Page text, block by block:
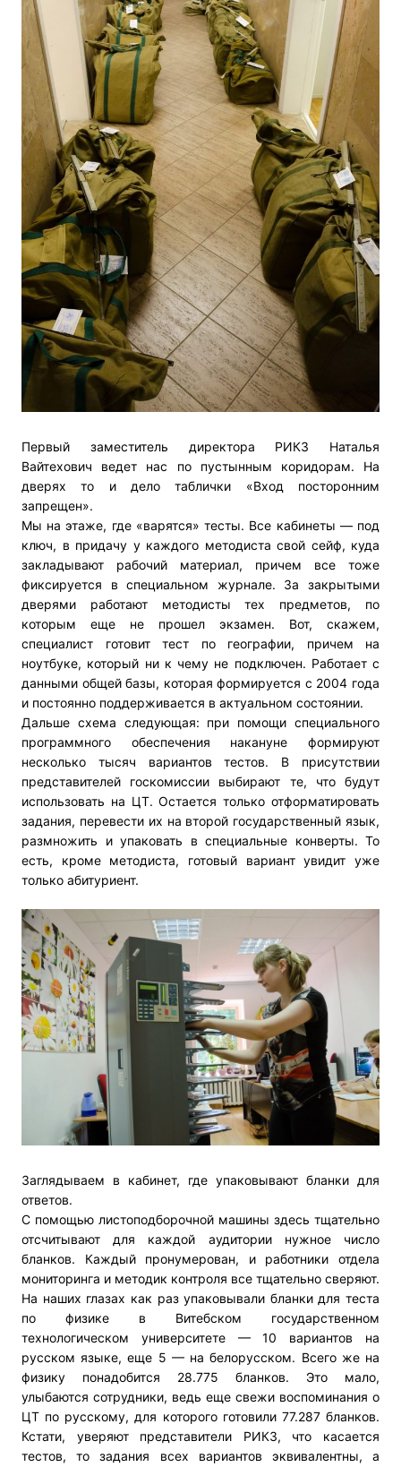
Первый заместитель директора РИКЗ Наталья
Вайтехович ведет нас по пустынным коридорам. На
дверях то и дело таблички «Вход посторонним
запрещен».
Мы на этаже, где «варятся» тесты. Все кабинеты — под
ключ, в придачу у каждого методиста свой сейф, куда
закладывают рабочий материал, причем все тоже
фиксируется в специальном журнале. За закрытыми
дверями работают методисты тех предметов, по
которым еще не прошел экзамен. Вот, скажем,
специалист готовит тест по географии, причем на
ноутбуке, который ни к чему не подключен. Работает с
данными общей базы, которая формируется с 2004 года
и постоянно поддерживается в актуальном состоянии.
Дальше схема следующая: при помощи специального
программного обеспечения накануне формируют
несколько тысяч вариантов тестов. В присутствии
представителей госкомиссии выбирают те, что будут
использовать на ЦТ. Остается только отформатировать
задания, перевести их на второй государственный язык,
размножить и упаковать в специальные конверты. То
есть, кроме методиста, готовый вариант увидит уже
только абитуриент.
Заглядываем в кабинет, где упаковывают бланки для
ответов.
С помощью листоподборочной машины здесь тщательно
отсчитывают для каждой аудитории нужное число
бланков. Каждый пронумерован, и работники отдела
мониторинга и методик контроля все тщательно сверяют.
На наших глазах как раз упаковывали бланки для теста
по физике в Витебском государственном
технологическом университете — 10 вариантов на
русском языке, еще 5 — на белорусском. Всего же на
физику понадобится 28.775 бланков. Это мало,
улыбаются сотрудники, ведь еще свежи воспоминания о
ЦТ по русскому, для которого готовили 77.287 бланков.
Кстати, уверяют представители РИКЗ, что касается
тестов, то задания всех вариантов эквивалентны, а